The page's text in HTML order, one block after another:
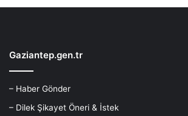
Gaziantep.gen.tr
– Haber Gönder
– Dilek Şikayet Öneri & İstek